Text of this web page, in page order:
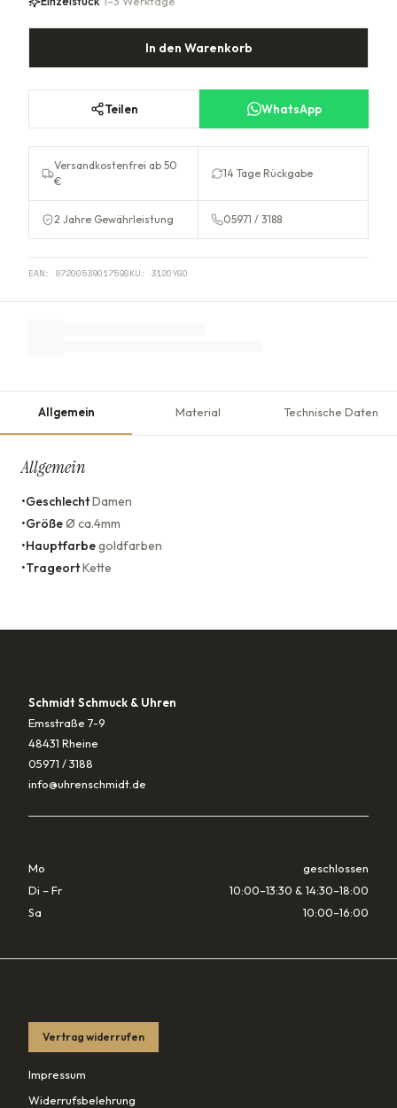
In den Warenkorb
Teilen WhatsApp
Versandkostenfrei ab 50
€
14 Tage Rückgabe
2 Jahre Gewährleistung 05971 / 3188
EAN: 8720053901759SKU: 3120YGO
Allgemein Material Technische Daten
Allgemein
•GeschlechtDamen
•GrößeØ ca.4mm
•Hauptfarbegoldfarben
•TrageortKette
Schmidt Schmuck & Uhren
Emsstraße 7-9
48431 Rheine
05971 / 3188
info@uhrenschmidt.de
Mo
geschlossen
Di – Fr
10:00–13:30 & 14:30–18:00
Sa
10:00–16:00
Vertrag widerrufen
Impressum
Widerrufsbelehrung